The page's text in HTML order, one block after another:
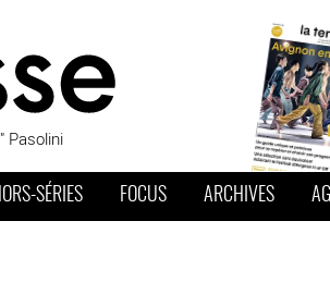
Pasolini
SÉRIES FOCUS ARCHIVES